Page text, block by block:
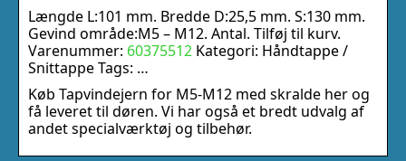
Længde L:101 mm. Bredde D:25,5 mm. S:130 mm.
Gevind område:M5 – M12. Antal. Tilføj til kurv.
Varenummer: 60375512 Kategori: Håndtappe /
Snittappe Tags: …
Køb Tapvindejern for M5-M12 med skralde her og
få leveret til døren. Vi har også et bredt udvalg af
andet specialværktøj og tilbehør.